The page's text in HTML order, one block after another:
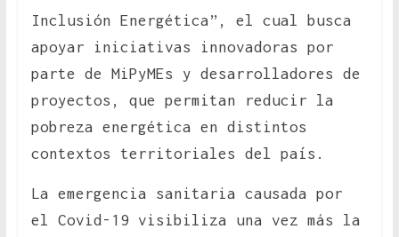
Inclusión Energética”, el cual busca
apoyar iniciativas innovadoras por
parte de MiPyMEs y desarrolladores de
proyectos, que permitan reducir la
pobreza energética en distintos
contextos territoriales del país.
La emergencia sanitaria causada por
el Covid-19 visibiliza una vez más la